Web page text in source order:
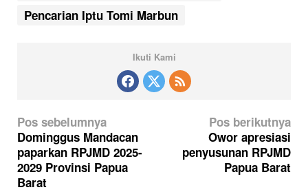
Pencarian Iptu Tomi Marbun
Ikuti Kami
N
a
v
i
Pos sebelumnya
Dominggus Mandacan
paparkan RPJMD 2025-
2029 Provinsi Papua
Barat
Pos berikutnya
Owor apresiasi
penyusunan RPJMD
Papua Barat